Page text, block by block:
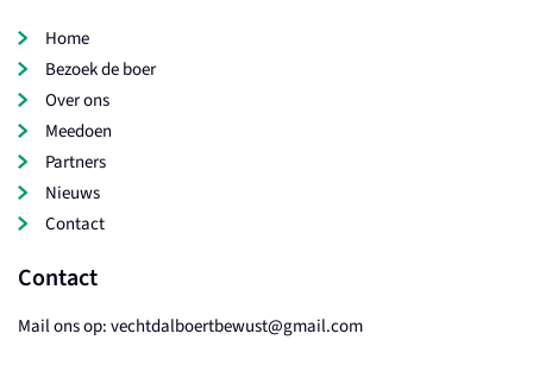
Home
Bezoek de boer
Over ons
Meedoen
Partners
Nieuws
Contact
Contact
Mail ons op:vechtdalboertbewust@gmail.com